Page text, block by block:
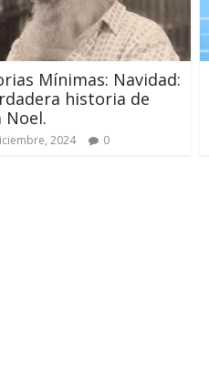
Mínimas: Navidad:
historia de
Noel.
2024 0